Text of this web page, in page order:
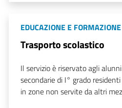
EDUCAZIONE E FORMAZIONE
Trasporto scolastico
Il servizio è riservato agli
secondarie di I° grado
in zone non servite da altri